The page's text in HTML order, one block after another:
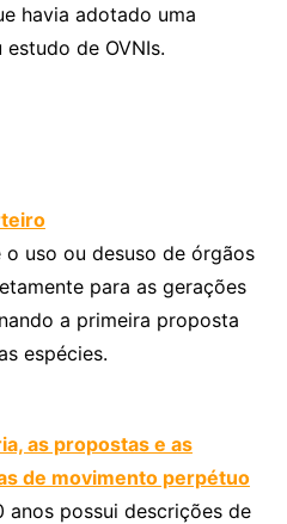
havia adotado uma
de OVNIs.
uso ou desuso de órgãos
para as gerações
a primeira proposta
espécies.
as propostas e as
de movimento perpétuo
anos possui descrições de